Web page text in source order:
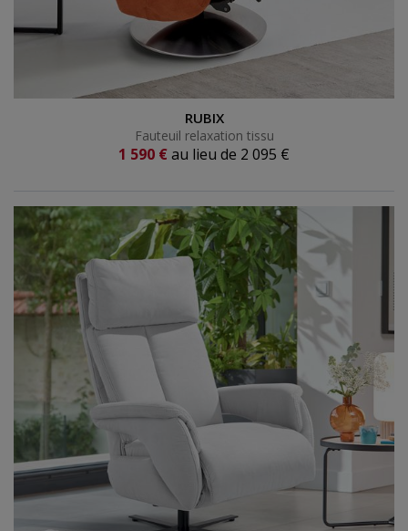
RUBIX
Fauteuil relaxation tissu
1 590 € au lieu de 2 095 €